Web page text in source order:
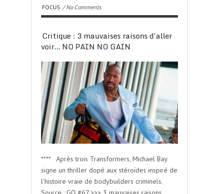
FOCUS / No Comments
Critique : 3 mauvaises raisons d’aller
voir… NO PAIN NO GAIN
**** Après trois Transformers, Michael Bay
signe un thriller dopé aux stéroïdes inspiré de
l’histoire vraie de bodybuilders criminels.